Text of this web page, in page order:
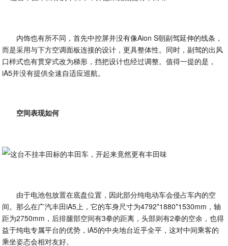
内饰也有所不同，首先中控屏并没有像Aion S朝副驾延伸的线条，
而是采用与下方空调面板连接的设计，更具整体性。同时，副驾的出风
口样式也有贯穿式改为梯形，挡把设计也经过调整。值得一提的是，
iA5并没有提供全速自适应巡航。
空间表现如何
由于电池包放置在底盘位置，因此部分纯电动车会侵占车内的空
间。那么在广汽丰田iA5上，它的车身尺寸为4792*1880*1530mm，轴
距为2750mm，后排腿部空间有3拳的距离，头部则有2拳的空余，也得
益于纯电专属平台的优势，iA5的中央地台近乎全平，这对中间乘客的
乘坐姿态会相对友好。